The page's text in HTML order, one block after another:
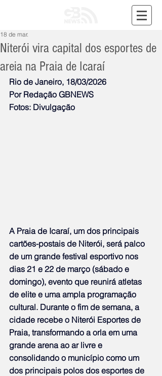
Niterói vira capital dos esportes de
areia na Praia de Icaraí
18 de mar.
Rio de Janeiro, 18/03/2026
Por Redação GBNEWS
Fotos: Divulgação
A Praia de Icaraí, um dos principais
cartões-postais de Niterói, será palco
de um grande festival esportivo nos
dias 21 e 22 de março (sábado e
domingo), evento que reunirá atletas
de elite e uma ampla programação
cultural. Durante o fim de semana, a
cidade recebe o Niterói Esportes de
Praia, transformando a orla em uma
grande arena ao ar livre e
consolidando o município como um
dos principais polos dos esportes de